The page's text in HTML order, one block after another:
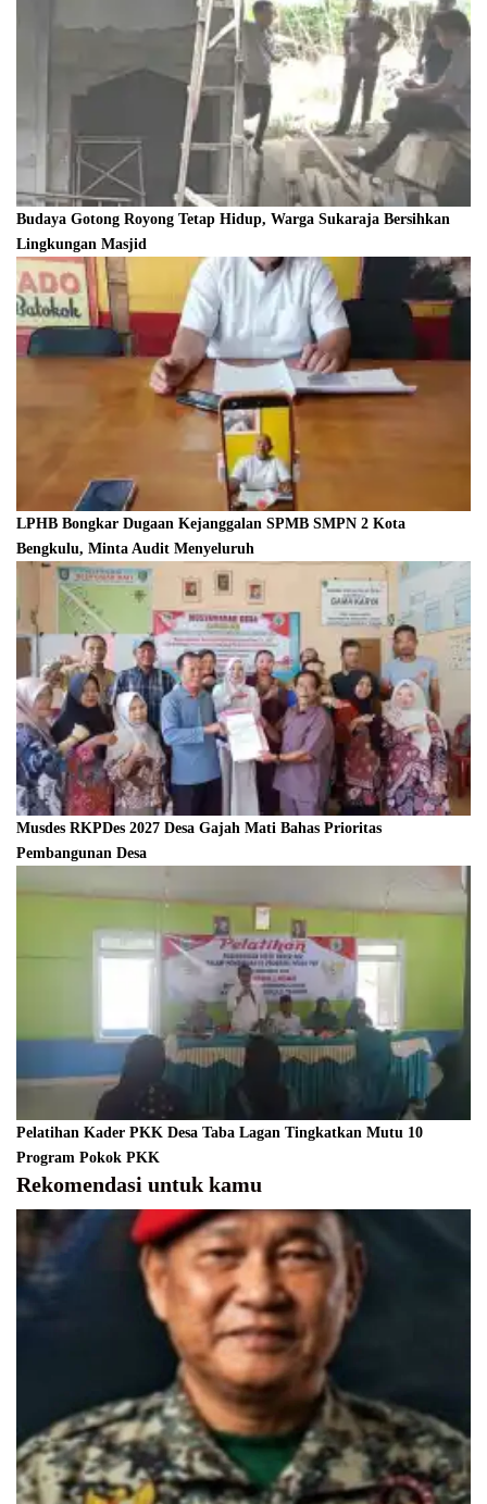
Budaya Gotong Royong Tetap Hidup, Warga Sukaraja Bersihkan
Lingkungan Masjid
LPHB Bongkar Dugaan Kejanggalan SPMB SMPN 2 Kota
Bengkulu, Minta Audit Menyeluruh
Musdes RKPDes 2027 Desa Gajah Mati Bahas Prioritas
Pembangunan Desa
Pelatihan Kader PKK Desa Taba Lagan Tingkatkan Mutu 10
Program Pokok PKK
Rekomendasi untuk kamu